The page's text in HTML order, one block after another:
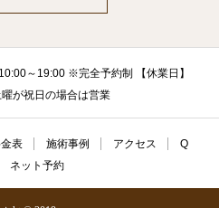
～19:00 ※完全予約制 【休業日】
が祝日の場合は営業
表 施術事例 アクセス
Q
ネット予約